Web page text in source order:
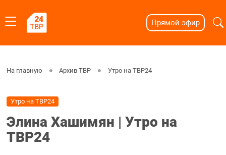
Прямой эфир
На главную Архив ТВР Утро на ТВР24
Утро на ТВР24
Элина Хашимян | Утро на
ТВР24